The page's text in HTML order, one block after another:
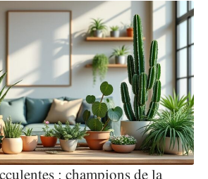
: champions de la